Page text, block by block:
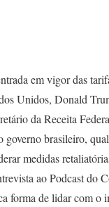
em vigor das
Unidos, Donald
da Receita
governo brasileiro,
medidas
ao Podcast do
forma de lidar com o